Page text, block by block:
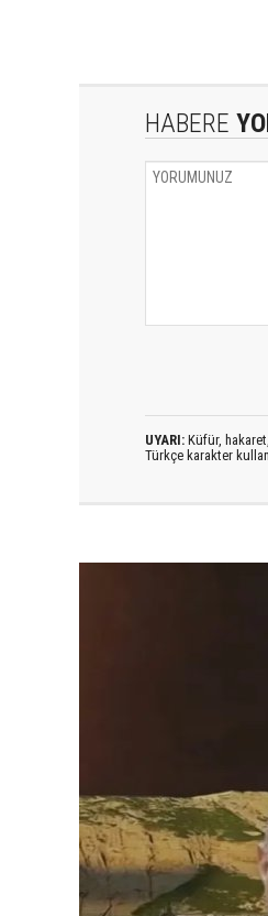
HABERE
UYARI: Küfür,
Türkçe karakter